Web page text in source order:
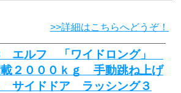
>>詳細はこちらへどうぞ！
エルフ 「ワイドロング」
２０００ｋｇ 手動跳ね上げ
サイドドア ラッシング３